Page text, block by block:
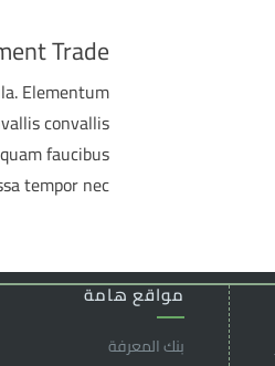
Trade
Elementum
convallis
faucibus
tempor nec.
مواقع هامة
بنك المعرفة